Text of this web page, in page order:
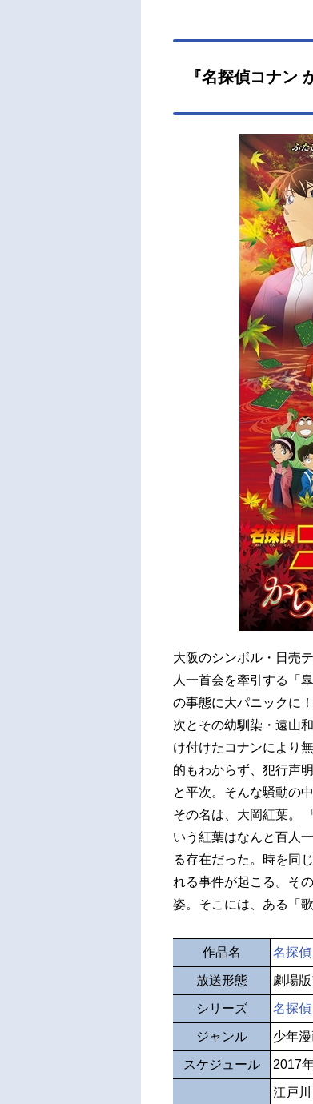
『名探偵コナン
大阪のシンボル・日売
人一首会を牽引する「
の事態に大パニックに
次とその幼馴染・遠山
け付けたコナンにより
的もわからず、犯行声
と平次。そんな騒動の
その名は、大岡紅葉。
いう紅葉はなんと百人
る存在だった。時を同
れる事件が起こる。そ
姿。そこには、ある「
作品名 名探
放送形態 劇場
シリーズ 名探
ジャンル 少年
スケジュール 2017
江戸川